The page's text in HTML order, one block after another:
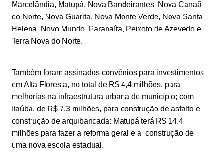
Marcelândia, Matupá, Nova Bandeirantes, Nova Canaã
do Norte, Nova Guarita, Nova Monte Verde, Nova Santa
Helena, Novo Mundo, Paranaíta, Peixoto de Azevedo e
Terra Nova do Norte.
Também foram assinados convênios para investimentos
em Alta Floresta, no total de R$ 4,4 milhões, para
melhorias na infraestrutura urbana do município; com
Itaúba, de R$ 7,3 milhões, para construção de asfalto e
construção de arquibancada; Matupá terá R$ 14,4
milhões para fazer a reforma geral e a construção de
uma nova escola estadual.